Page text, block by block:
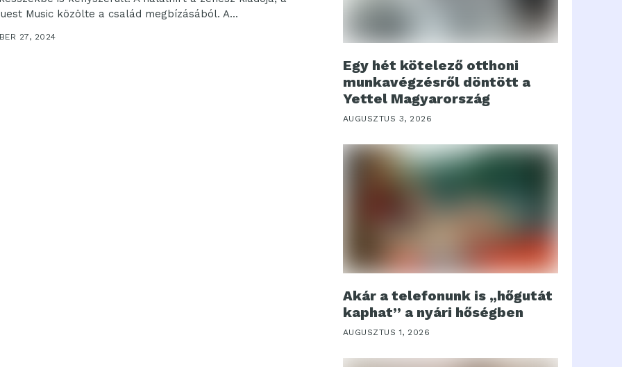
Music közölte a család megbízásából. A...
27, 2024
Egy hét kötelező otthoni
munkavégzésről döntött a
Yettel Magyarország
AUGUSZTUS 3, 2026
Akár a telefonunk is „hőgutát
kaphat” a nyári hőségben
AUGUSZTUS 1, 2026